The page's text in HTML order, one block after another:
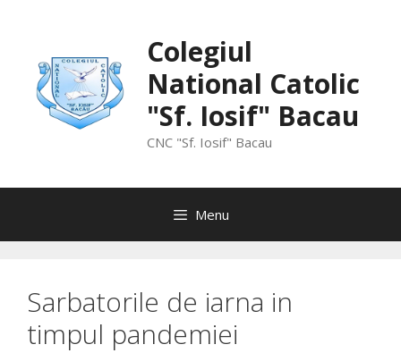
content
Colegiul
National Catolic
"Sf. Iosif" Bacau
CNC "Sf. Iosif" Bacau
Menu
Sarbatorile de iarna in
timpul pandemiei